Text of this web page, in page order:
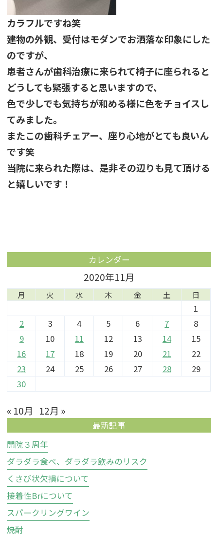
カラフルですね笑
建物の外観、受付はモダンでお洒落な印象にした
のですが、
患者さんが歯科治療に来られて椅子に座られると
どうしても緊張すると思いますので、
色で少しでも気持ちが和める様に色をチョイスし
てみました。
またこの歯科チェアー、座り心地がとても良いん
です笑
当院に来られた際は、是非その辺りも見て頂ける
と嬉しいです！
カレンダー
2020年11月
月 火 水 木 金 土 日
1
2
3 4 5 6 7
8
9
10 11 12 13 14
15
16
17 18 19 20 21
22
23
24 25 26 27 28
29
30
« 10月 12月 »
最新記事
開院３周年
ダラダラ食べ、ダラダラ飲みのリスク
くさび状欠損について
接着性Brについて
スパークリングワイン
焼酎